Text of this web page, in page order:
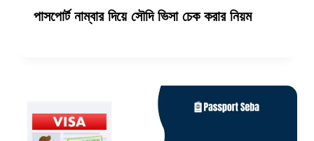
পাসপোর্ট নাম্বার দিয়ে সৌদি ভিসা চেক করার নিয়ম